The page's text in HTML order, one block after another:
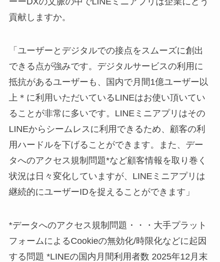
貢献しますか。
「ユーザーとデジタルでの接点をスムーズに創出
できる点が強みです。デジタルサービスの利用に
抵抗があるユーザーも、国内で月間1億ユーザー以
上＊に利用いただいているLINEはお使い頂いてい
ることが非常に多いです。LINEミニアプリはその
LINEからシームレスに利用できるため、顧客の利
用ハードルを下げることができます。また、デー
タへのアクセス規制問題*など顧客情報を取り巻く
状況は日々変化していますが、LINEミニアプリは
継続的にユーザーIDを捉えることができます」
*データへのアクセス規制問題・・・大手プラット
フォームによるCookieの無効化/時限化などに起因
する問題 *LINEの国内月間利用者数 2025年12月末